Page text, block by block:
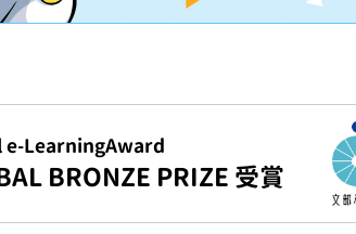
e-LearningAward
BRONZE PRIZE 受賞